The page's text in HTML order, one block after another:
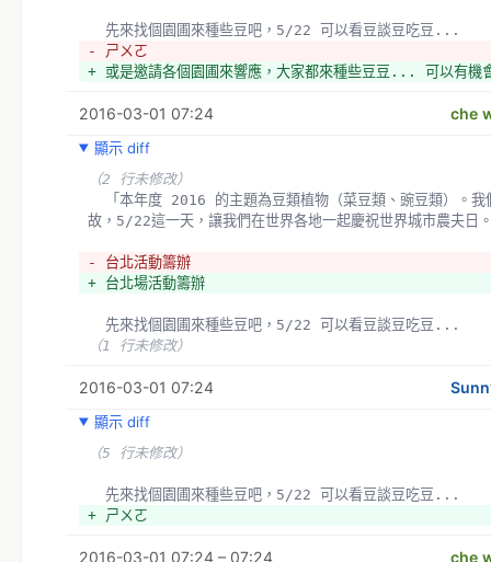
  先來找個園圃來種些豆吧，5/22 可以看豆談豆吃豆...
- ㄕㄨㄛ
+ 或是邀請各個園圃來響應，大家都來種些豆豆... 可以有機
2016-03-01 07:24 che
顯示 diff
（2 行未修改）
故，5/22這一天，讓我們在世界各地一起慶祝世界城市農夫日
- 台北活動籌辦
+ 台北場活動籌辦
  先來找個園圃來種些豆吧，5/22 可以看豆談豆吃豆...
（1 行未修改）
2016-03-01 07:24
顯示 diff
（5 行未修改）
  先來找個園圃來種些豆吧，5/22 可以看豆談豆吃豆...
+ ㄕㄨㄛ
2016-03-01 07:24 – 07:24 che